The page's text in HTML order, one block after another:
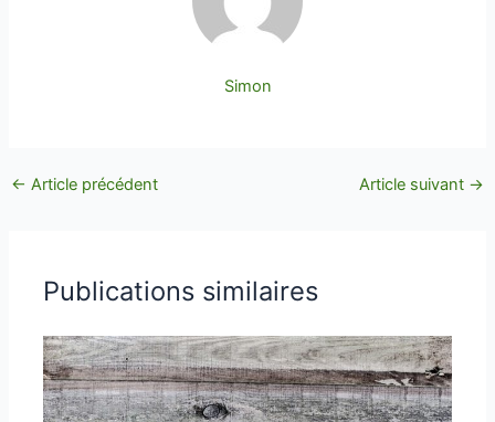
Simon
← Article précédent Article suivant →
Publications similaires